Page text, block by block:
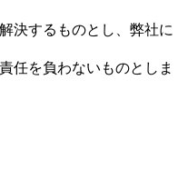
決するものとし、弊社に
任を負わないものとしま